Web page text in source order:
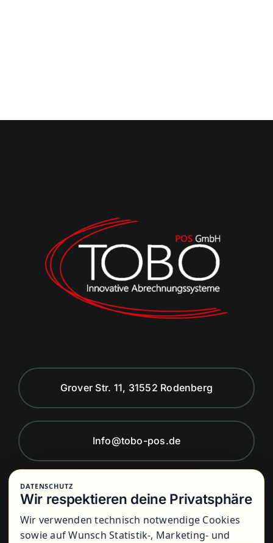
Grover Str. 11, 31552 Rodenberg
Info@tobo-pos.de
Montag bis Freitag von 8:00 Uhr bis
17:00 Uhr
DATENSCHUTZ
Wir respektieren deine Privatsphäre
Wir verwenden technisch notwendige Cookies
sowie auf Wunsch Statistik-, Marketing- und